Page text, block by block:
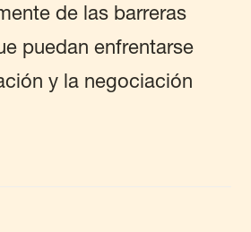
de las barreras
puedan enfrentarse
y la negociación